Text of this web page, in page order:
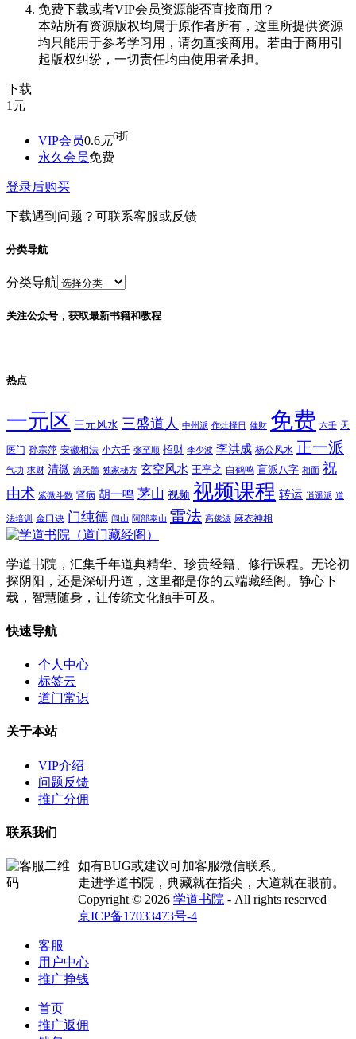
免费下载或者VIP会员资源能否直接商用？
本站所有资源版权均属于原作者所有，这里所提供资源
均只能用于参考学习用，请勿直接商用。若由于商用引
起版权纠纷，一切责任均由使用者承担。
下载
1 元
VIP会员0.6元6折
永久会员免费
登录后购买
下载遇到问题？可联系客服或反馈
分类导航
分类导航
关注公众号，获取最新书籍和教程
热点
一元区 三元风水 三盛道人 中州派 作灶择日 催财 免费 六壬 天
医门 孙宗萍 安徽相法 小六壬 张至顺 招财 李少波 李洪成 杨公风水 正一派
气功 求财 清微 滴天髓 独家秘方 玄空风水 王亭之 白鹤鸣 盲派八字 相面 祝
由术 紫微斗数 肾病 胡一鸣 茅山 视频 视频课程 转运 逍遥派 道
法培训 金口诀 门纯德 闾山 阿部泰山 雷法 高俊波 麻衣神相
学道书院，汇集千年道典精华、珍贵经籍、修行课程。无论初
探阴阳，还是深研丹道，这里都是你的云端藏经阁。静心下
载，智慧随身，让传统文化触手可及。
快速导航
个人中心
标签云
道门常识
关于本站
VIP介绍
问题反馈
推广分佣
联系我们
如有BUG或建议可加客服微信联系。
走进学道书院，典藏就在指尖，大道就在眼前。
Copyright © 2026 学道书院 - All rights reserved
京ICP备17033473号-4
客服
用户中心
推广挣钱
首页
推广返佣